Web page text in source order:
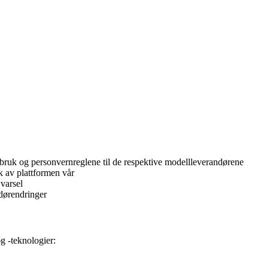
og personvernreglene til de respektive modellleverandørene
av plattformen vår
-teknologier: